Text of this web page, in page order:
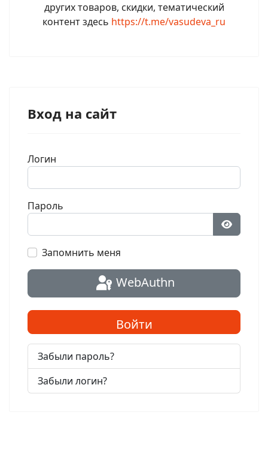
других товаров, скидки, тематический
контент здесь https://t.me/vasudeva_ru
Вход на сайт
Логин
Пароль
Запомнить меня
WebAuthn
Войти
Забыли пароль?
Забыли логин?